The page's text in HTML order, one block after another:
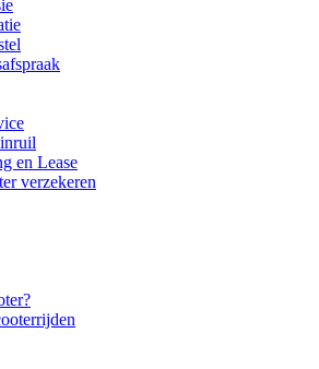
en Lease
verzekeren